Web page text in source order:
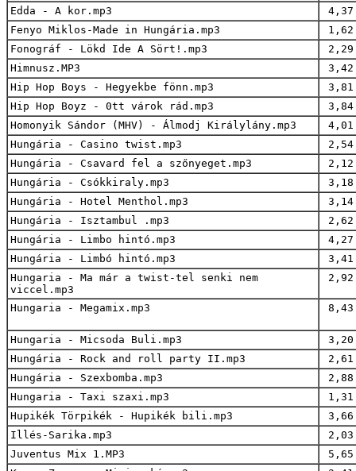
Edda - A kor.mp3
4,37
Fenyo Miklos-Made in Hungária.mp3
1,62
Fonográf - Lökd Ide A Sört!.mp3
2,29
Himnusz.MP3
3,42
Hip Hop Boys - Hegyekbe fönn.mp3
3,81
Hip Hop Boyz - 0tt várok rád.mp3
3,84
Homonyik Sándor (MHV) - Álmodj Királylány.mp3
4,01
Hungária - Casino twist.mp3
2,54
Hungária - Csavard fel a szőnyeget.mp3
2,12
Hungária - Csókkiraly.mp3
3,18
Hungária - Hotel Menthol.mp3
3,14
Hungária - Isztambul .mp3
2,62
Hungária - Limbo hintó.mp3
4,27
Hungária - Limbó hintó.mp3
3,41
Hungaria - Ma már a twist-tel senki nem
viccel.mp3
2,92
Hungaria - Megamix.mp3 8,43
Hungaria - Micsoda Buli.mp3
3,20
Hungária - Rock and roll party II.mp3
2,61
Hungária - Szexbomba.mp3
2,88
Hungaria - Taxi szaxi.mp3
1,31
Hupikék Törpikék - Hupikék bili.mp3
3,66
Illés-Sarika.mp3
2,03
Juventus Mix 1.MP3
5,65